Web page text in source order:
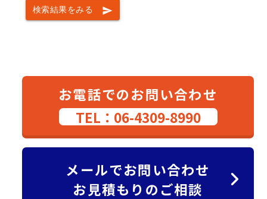
send
検索結果をみる
お電話でのお問い合わせ
TEL：06-4309-8990
メールでお問い合わせ
お見積もりのご相談